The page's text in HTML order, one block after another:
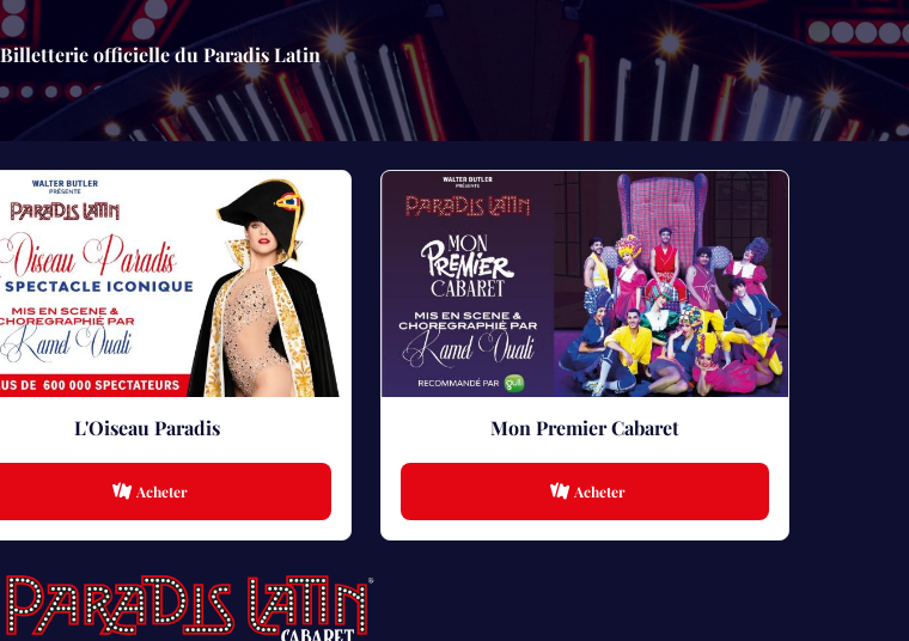
Billetterie officielle du Paradis Latin
L'Oiseau Paradis
Acheter
Mon Premier Cabaret
Acheter